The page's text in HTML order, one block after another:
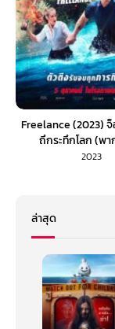
Freelance (2023)
ถึกระทึกโลก (พา
2023
ล่าสุด